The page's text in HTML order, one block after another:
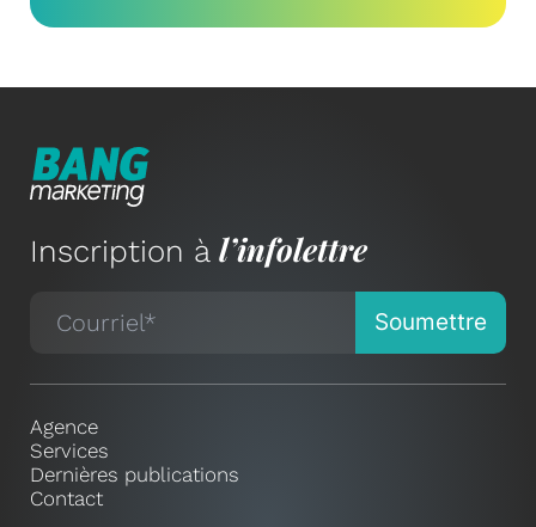
Inscription à l’infolettre
Agence
Services
Dernières publications
Contact